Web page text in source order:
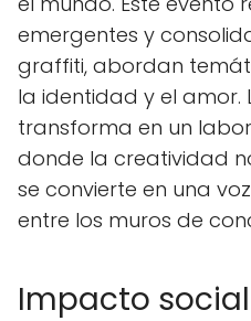
emergentes y
graffiti, abordan
la identidad y el amor.
transforma en un
donde la creatividad
se convierte en una
entre los muros de
Impacto